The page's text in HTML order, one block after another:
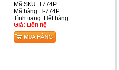
Mã SKU: T774P
Mã hàng: T-774P
Tình trạng: Hết hàng
Giá: Liên hệ